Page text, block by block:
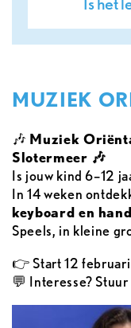
MUZIEK
🎶 Muziek
Slotermeer 🎶
Is jouw kind 6–12
In 14 weken
keyboard en
Speels, in kleine
👉 Start 12
💬 Interesse?